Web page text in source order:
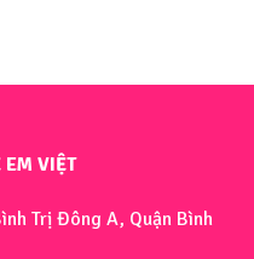
EM VIỆT
Trị Đông A, Quận Bình